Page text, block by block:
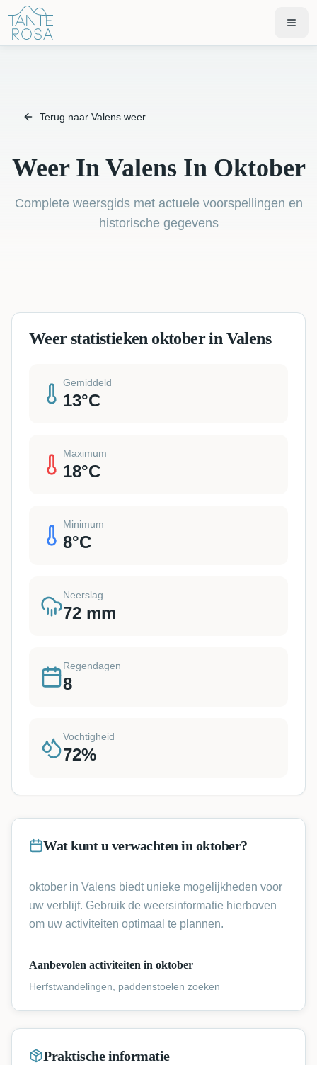
Terug naar Valens weer
Weer In Valens In Oktober
Complete weersgids met actuele voorspellingen en
historische gegevens
Weer statistieken oktober in Valens
Gemiddeld
13°C
Maximum
18°C
Minimum
8°C
Neerslag
72 mm
Regendagen
8
Vochtigheid
72%
Wat kunt u verwachten in oktober?
oktober in Valens biedt unieke mogelijkheden voor
uw verblijf. Gebruik de weersinformatie hierboven
om uw activiteiten optimaal te plannen.
Aanbevolen activiteiten in oktober
Herfstwandelingen, paddenstoelen zoeken
Praktische informatie